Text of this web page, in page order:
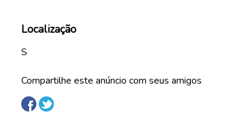
Localização
S
Compartilhe este anúncio com seus amigos